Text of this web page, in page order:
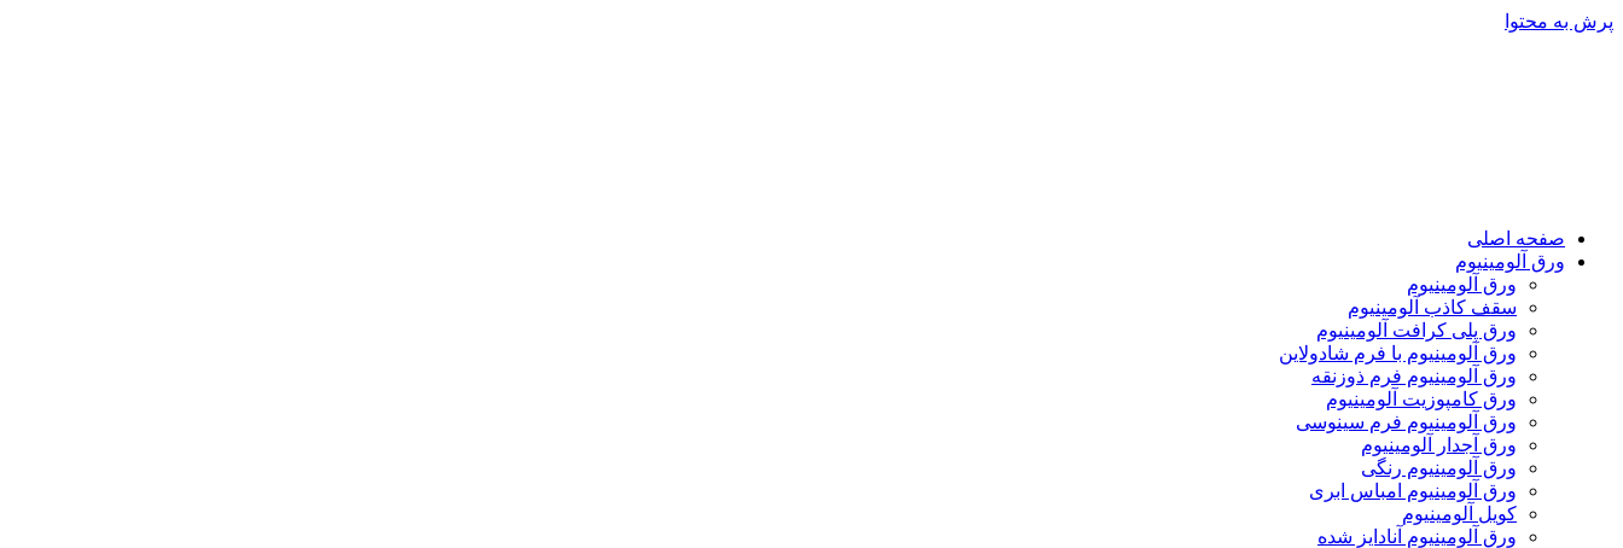
پرش به محتوا
صفحه اصلی
ورق آلومینیوم
ورق آلومینیوم
سقف کاذب آلومینیوم
ورق پلی کرافت آلومینیوم
ورق آلومینیوم با فرم شادولاین
ورق آلومینیوم فرم ذوزنقه
ورق کامپوزیت آلومینیوم
ورق آلومینیوم فرم سینوسی
ورق آجدار آلومینیوم
ورق آلومینیوم رنگی
ورق آلومینیوم امباس ابری
کویل آلومینیوم
ورق آلومینیوم آنادایز شده